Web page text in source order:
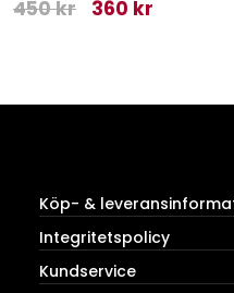
450kr 360 kr
Köp- &
Integritetspolicy
Kundservice